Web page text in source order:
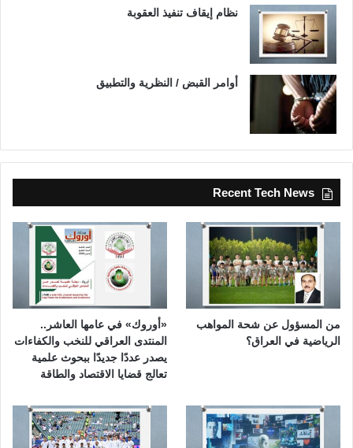
نظام إيقاف تنفيذ العقوبة
أوامر القبض / النظرية والتطبيق
Recent Tech News
من المسؤول عن شحة المواهب
الرياضية في العراق؟
«أوروك» في عامها العاشر..
المنتدى العراقي للنخب والكفاءات
يصدر عددًا جديدًا ببحوث علمية
تعالج قضايا الاقتصاد والطاقة